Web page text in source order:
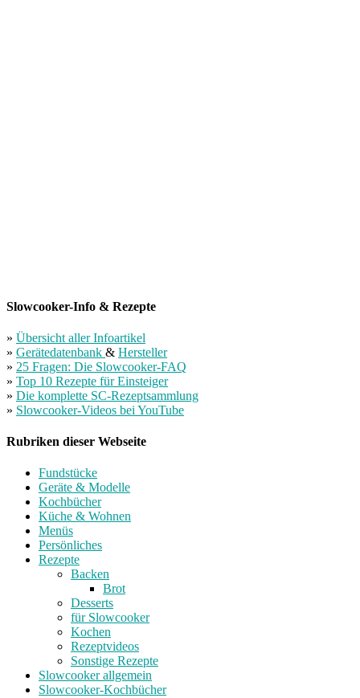
Slowcooker-Info & Rezepte
» Übersicht aller Infoartikel
» Gerätedatenbank & Hersteller
» 25 Fragen: Die Slowcooker-FAQ
» Top 10 Rezepte für Einsteiger
» Die komplette SC-Rezeptsammlung
» Slowcooker-Videos bei YouTube
Rubriken dieser Webseite
Fundstücke
Geräte & Modelle
Kochbücher
Küche & Wohnen
Menüs
Persönliches
Rezepte
Backen
Brot
Desserts
für Slowcooker
Kochen
Rezeptvideos
Sonstige Rezepte
Slowcooker allgemein
Slowcooker-Kochbücher